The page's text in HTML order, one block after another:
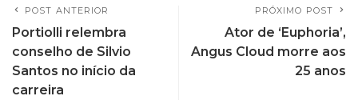
POST ANTERIOR
Portiolli relembra
conselho de Silvio
Santos no início da
carreira
PRÓXIMO POST
Ator de ‘Euphoria’,
Angus Cloud morre aos
25 anos